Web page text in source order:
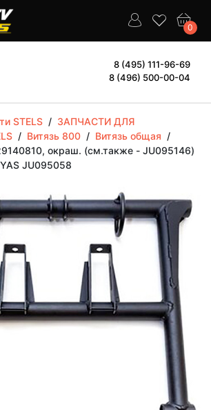
0
8 (495) 111-96-69
8 (496) 500-00-04
STELS / ЗАПЧАСТИ ДЛЯ
/ Витязь 800 / Витязь общая /
окраш. (см.также - JU095146)
JU095058